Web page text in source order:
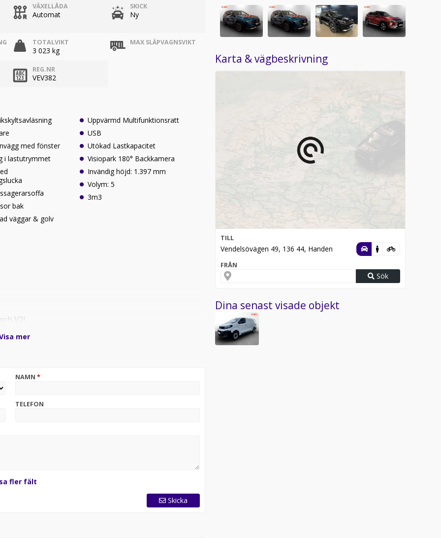
VÄXELLÅDA
Automat
SKICK
Ny
TOTALVIKT
3 023 kg
MAX SLÄPVAGNSVIKT
REG.NR
VEV382
med fönster
i lastutrymmet
bak
väggar & golv
Uppvärmd Multifunktionsratt
USB
Utökad Lastkapacitet
Visiopark 180° Backkamera
Invändig höjd: 1.397 mm
Volym: 5
3m3
V2L
på tillgänglig effekt vid laddplatsen & vilken
på denna bil vid leasing
mer
NAMN *
TELEFON
fler fält
Skicka
Karta & vägbeskrivning
TILL
Vendelsövägen 49, 136 44, Handen
FRÅN
Sök
Dina senast visade objekt